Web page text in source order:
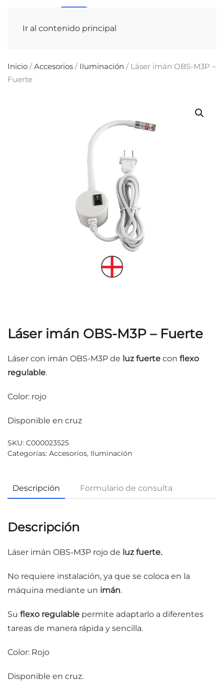
Ir al contenido principal
Inicio /Accesorios / Iluminación / Láser imán OBS-M3P –
Fuerte
Láser imán OBS-M3P – Fuerte
Láser con imán OBS-M3P de luz fuerte con flexo
regulable.
Color: rojo
Disponible en cruz
SKU: C000023525
Categorías: Accesorios, Iluminación
Descripción Formulario de consulta
Descripción
Láser imán OBS-M3P rojo de luz fuerte.
No requiere instalación, ya que se coloca en la
máquina mediante un imán.
Su flexo regulable permite adaptarlo a diferentes
tareas de manera rápida y sencilla.
Color: Rojo
Disponible en cruz.